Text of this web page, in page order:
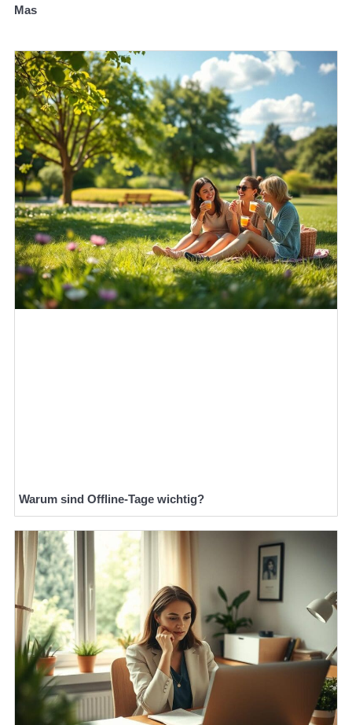
Mas
Warum sind Offline-Tage wichtig?